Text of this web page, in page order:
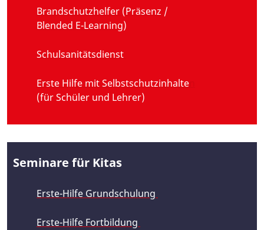
Brandschutzhelfer (Präsenz /
Blended E-Learning)
Schulsanitätsdienst
Erste Hilfe mit Selbstschutzinhalte
(für Schüler und Lehrer)
Seminare für Kitas
Erste-Hilfe Grundschulung
Erste-Hilfe Fortbildung